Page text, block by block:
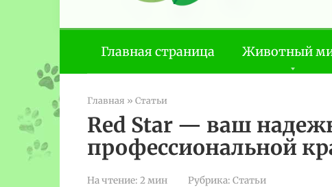
Главная страница Животный
Главная » Статьи
Red Star — ваш
профессиональной
На чтение: 2 мин Рубрика: Статьи